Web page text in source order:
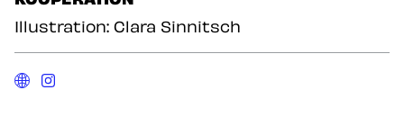
Illustration: Clara Sinnitsch